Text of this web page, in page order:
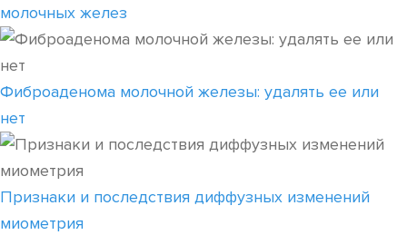
молочных желез
Фиброаденома молочной железы: удалять ее или
нет
Признаки и последствия диффузных изменений
миометрия